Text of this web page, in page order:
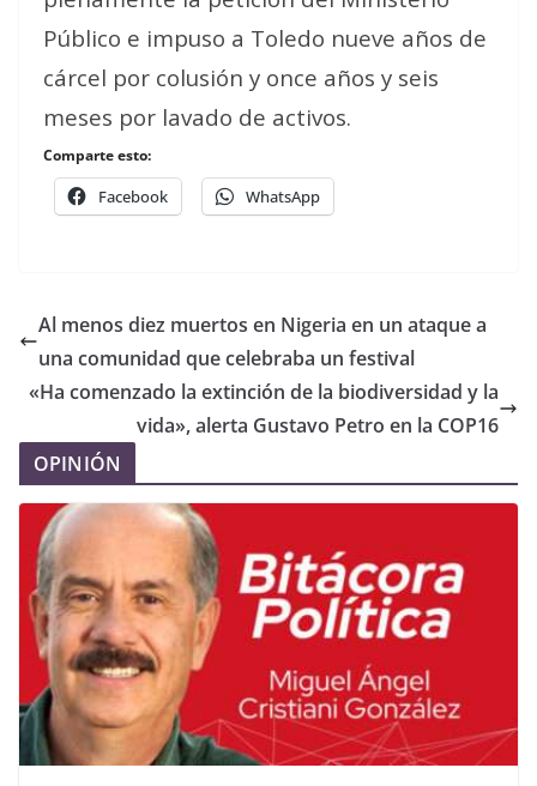
Público e impuso a Toledo nueve años de
cárcel por colusión y once años y seis
meses por lavado de activos.
Comparte esto:
Facebook WhatsApp
Al menos diez muertos en Nigeria en un ataque a
una comunidad que celebraba un festival
«Ha comenzado la extinción de la biodiversidad y la
vida», alerta Gustavo Petro en la COP16
OPINIÓN